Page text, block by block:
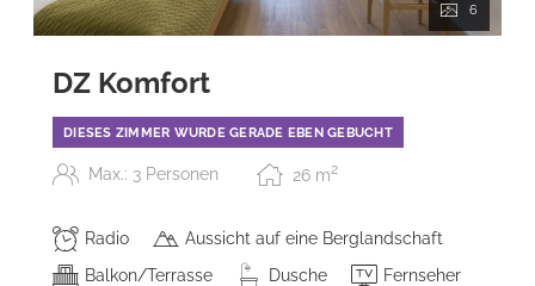
6
DZ Komfort
DIESES ZIMMER WURDE GERADE EBEN GEBUCHT
Max.: 3 Personen 26 m2
Radio
Aussicht auf eine Berglandschaft
Balkon/Terrasse
Dusche Fernseher